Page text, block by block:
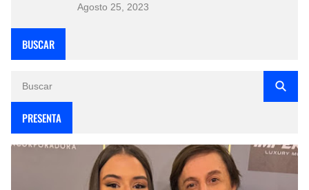
Agosto 25, 2023
BUSCAR
PRESENTA